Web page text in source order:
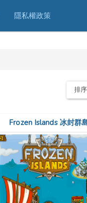
隱私權政策
排
Frozen Islands 冰封群